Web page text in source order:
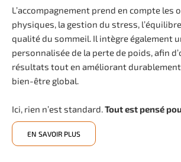
L’accompagnement prend en compte les
physiques, la gestion du stress,
qualité du sommeil. Il intègre également
personnalisée de la perte de poids, afin
résultats tout en améliorant
bien-être global.
Ici, rien n’est standard.Tout est pensé
EN SAVOIR PLUS